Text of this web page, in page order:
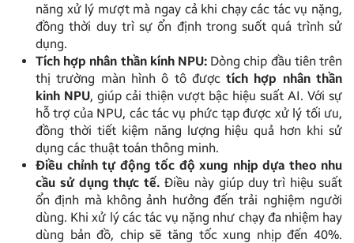
năng xử lý mượt mà ngay cả khi chạy các tác vụ nặng,
đồng thời duy trì sự ổn định trong suốt quá trình sử
dụng.
Tích hợp nhân thần kính NPU: Dòng chip đầu tiên trên
thị trường màn hình ô tô đượctích hợp nhân thần
kinh NPU, giúp cải thiện vượt bậc hiệu suất AI. Với sự
hỗ trợ của NPU, các tác vụ phức tạp được xử lý tối ưu,
đồng thời tiết kiệm năng lượng hiệu quả hơn khi sử
dụng các thuật toán thông minh.
Điều chỉnh tự động tốc độ xung nhịp dựa theo nhu
cầu sử dụng thực tế. Điều này giúp duy trì hiệu suất
ổn định mà không ảnh hưởng đến trải nghiệm người
dùng. Khi xử lý các tác vụ nặng như chạy đa nhiệm hay
dùng bản đồ, chip sẽ tăng tốc xung nhịp đến 40%.